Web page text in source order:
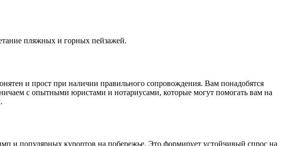
пляжных и горных пейзажей.
и прост при наличии правильного сопровождения. Вам понадобятся
с опытными юристами и нотариусами, которые могут помогать вам на
и популярных курортов на побережье. Это формирует устойчивый спрос на